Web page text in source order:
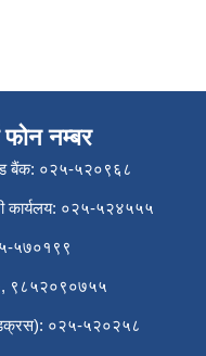
फोन नम्बर
बैंक: ०२५-५२०९६८
कार्यलय: ०२५-५२४५५५
५७०१९९
९८५२०९०७५५
०२५-५२०२५८